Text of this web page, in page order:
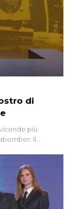
di
più
il
ancora in
sul Mostro di
avvolte in un
anche
ne...